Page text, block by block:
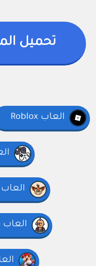
تحميل
العاب Roblox